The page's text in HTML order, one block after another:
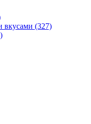
вкусами (327)